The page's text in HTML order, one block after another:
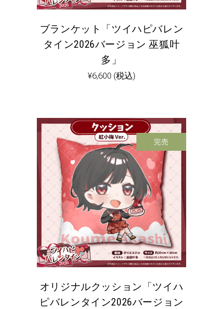
ブランケット「ツイハピバレン
タイン2026バージョン 巫狐叶
多」
¥6,600 (税込)
完売
オリジナルクッション「ツイハ
ピバレンタイン2026バージョン